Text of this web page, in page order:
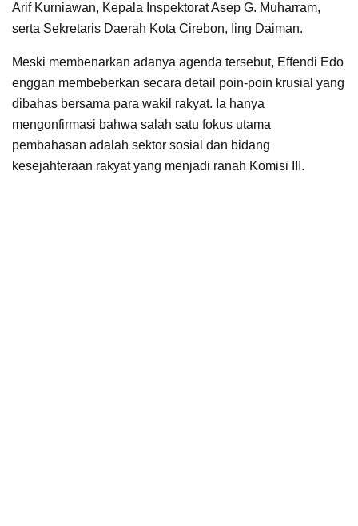
Arif Kurniawan, Kepala Inspektorat Asep G. Muharram,
serta Sekretaris Daerah Kota Cirebon, Iing Daiman.
Meski membenarkan adanya agenda tersebut, Effendi Edo
enggan membeberkan secara detail poin-poin krusial yang
dibahas bersama para wakil rakyat. Ia hanya
mengonfirmasi bahwa salah satu fokus utama
pembahasan adalah sektor sosial dan bidang
kesejahteraan rakyat yang menjadi ranah Komisi III.